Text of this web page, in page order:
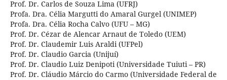
Prof. Dr. Carlos de Souza Lima (UFRJ)
Profa. Dra. Célia Margutti do Amaral Gurgel (UNIMEP)
Profa. Dra. Célia Rocha Calvo (UFU – MG)
Prof. Dr. Cézar de Alencar Arnaut de Toledo (UEM)
Prof. Dr. Claudemir Luis Araldi (UFPel)
Prof. Dr. Claudio Garcia (Unijuí)
Prof. Dr. Claudio Luiz Denipoti (Universidade Tuiuti – PR)
Prof. Dr. Cláudio Márcio do Carmo (Universidade Federal de